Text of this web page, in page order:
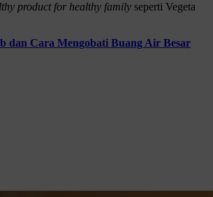
product for healthy family seperti Vegeta
dan Cara Mengobati Buang Air Besar